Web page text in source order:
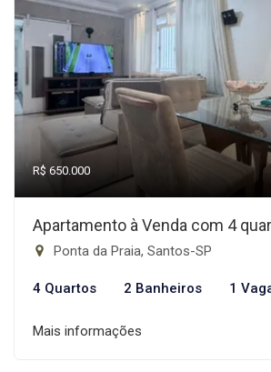
R$ 650.000
Apartamento à Venda com 4
Ponta da Praia, Santos-SP
4 Quartos 2 Banheiros 1
Mais informações